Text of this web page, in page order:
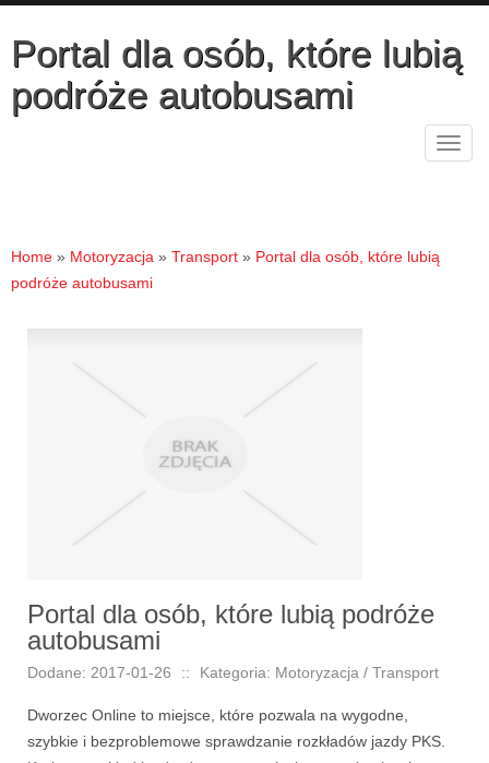
Portal dla osób, które lubią
podróże autobusami
Home » Motoryzacja » Transport » Portal dla osób, które lubią
podróże autobusami
Portal dla osób, które lubią podróże
autobusami
Dodane: 2017-01-26 :: Kategoria: Motoryzacja / Transport
Dworzec Online to miejsce, które pozwala na wygodne,
szybkie i bezproblemowe sprawdzanie rozkładów jazdy PKS.